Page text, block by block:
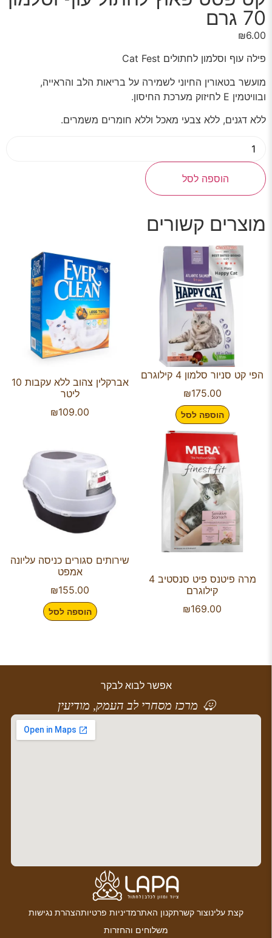
70 גרם
₪6.00
פילה עוף וסלמון לחתולים Cat Fest
מועשר בטאורין החיוני לשמירה על בריאות הלב והראייה,
ובוויטמין E לחיזוק מערכת החיסון.
ללא דגנים, ללא צבעי מאכל וללא חומרים משמרים.
הוספה לסל
מוצרים קשורים
הפי קט סניור סלמון 4 קילוגרם
₪175.00
הוספה לסל
אברקלין צהוב ללא עקבות 10
ליטר
₪109.00
מרה פיטנס פיט סנסטיב 4
קילוגרם
₪169.00
שירותים סגורים כניסה עליונה
אמפט
₪155.00
הוספה לסל
קצת עלינוצור קשרתקנון האתרמדיניות פרטיותהצהרת נגישות
משלוחים והחזרות
אפשר לבוא לבקר
מרכז מסחרי לב העמק, מודיעין